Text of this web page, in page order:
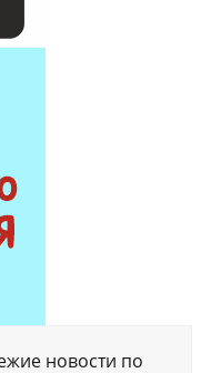
новости по